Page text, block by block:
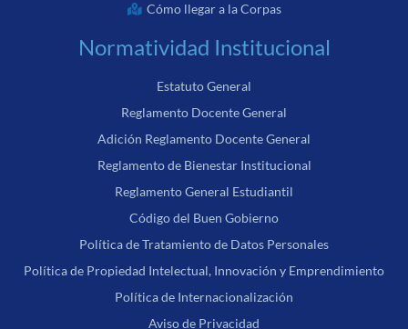
Cómo llegar a la Corpas
Normatividad Institucional
Estatuto General
Reglamento Docente General
Adición Reglamento Docente General
Reglamento de Bienestar Institucional
Reglamento General Estudiantil
Código del Buen Gobierno
Política de Tratamiento de Datos Personales
Política de Propiedad Intelectual, Innovación y Emprendimiento
Política de Internacionalización
Aviso de Privacidad